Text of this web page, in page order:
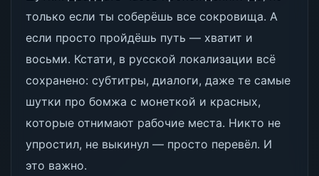
только если ты соберёшь все сокровища. А
если просто пройдёшь путь — хватит и
восьми. Кстати, в русской локализации всё
сохранено: субтитры, диалоги, даже те самые
шутки про бомжа с монеткой и красных,
которые отнимают рабочие места. Никто не
упростил, не выкинул — просто перевёл. И
это важно.